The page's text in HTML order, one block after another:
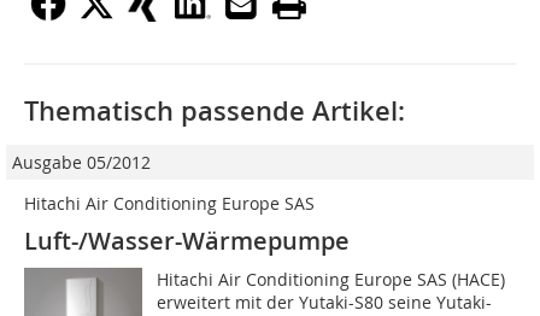
Thematisch passende Artikel:
Ausgabe 05/2012
Hitachi Air Conditioning Europe SAS
Luft-/Wasser-Wärmepumpe
Hitachi Air Conditioning Europe SAS (HACE)
erweitert mit der Yutaki-S80 seine Yutaki-